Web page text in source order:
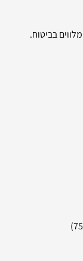
בביטוח.